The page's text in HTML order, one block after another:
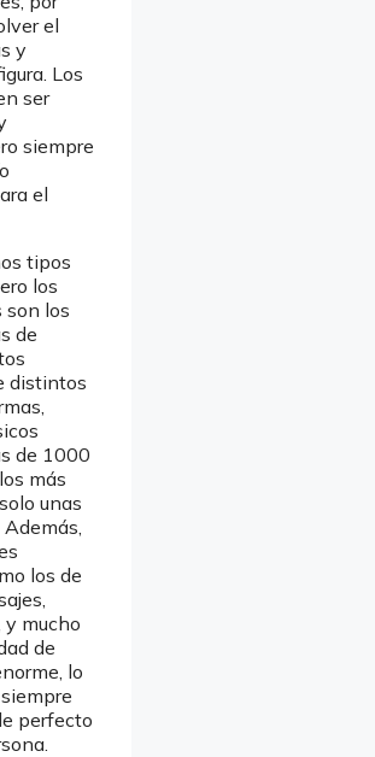
el
y
Los
ser
siempre
el
tipos
los
son los
de
distintos
de 1000
más
unas
los de
y mucho
de
lo
perfecto